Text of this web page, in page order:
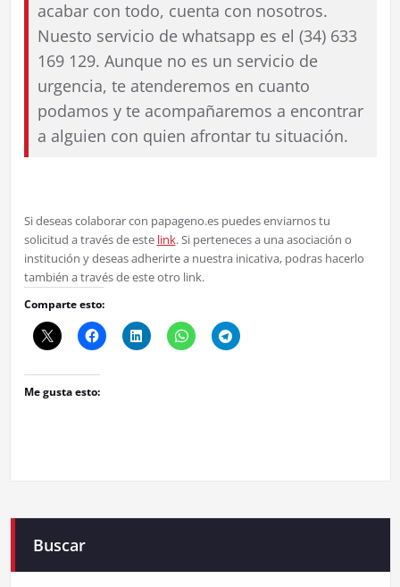
acabar con todo, cuenta con nosotros.
Nuesto servicio de whatsapp es el (34) 633
169 129. Aunque no es un servicio de
urgencia, te atenderemos en cuanto
podamos y te acompañaremos a encontrar
a alguien con quien afrontar tu situación.
Si deseas colaborar con papageno.es puedes enviarnos tu
solicitud a través de este link. Si perteneces a una asociación o
institución y deseas adherirte a nuestra inicativa, podras hacerlo
también a través de este otro link.
Comparte esto:
Me gusta esto:
Buscar